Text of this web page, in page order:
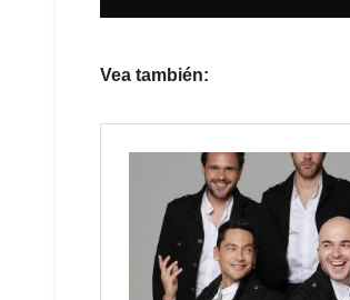
Vea también: